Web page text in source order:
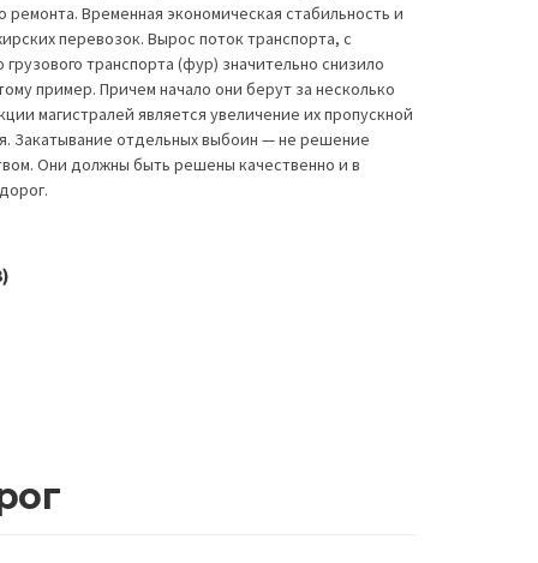
Временная экономическая стабильность и
перевозок. Вырос поток транспорта, с
транспорта (фур) значительно снизило
пример. Причем начало они берут за несколько
магистралей является увеличение их пропускной
Закатывание отдельных выбоин — не решение
Они должны быть решены качественно и в